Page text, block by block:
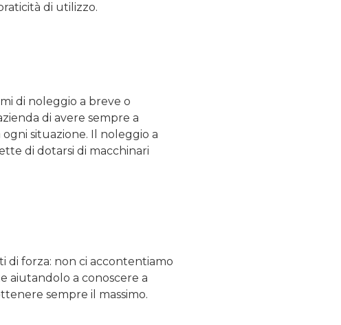
di utilizzo.
di noleggio a breve o
di avere sempre a
situazione. Il noleggio a
di dotarsi di macchinari
di forza: non ci accontentiamo
aiutandolo a conoscere a
sempre il massimo.